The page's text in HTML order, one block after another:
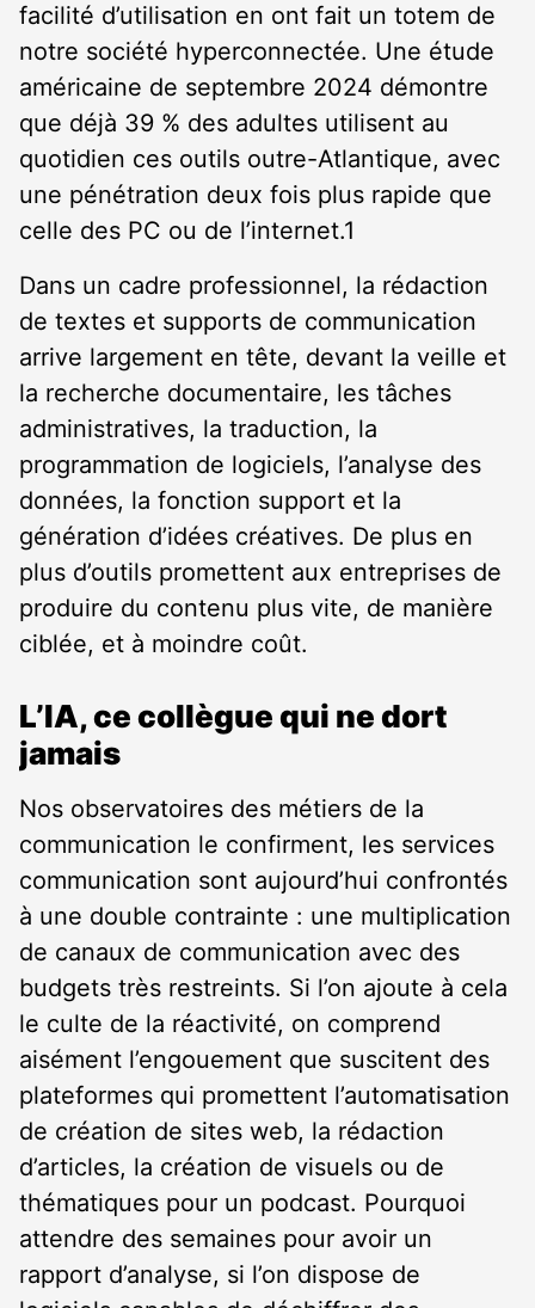
facilité d’utilisation en ont fait un totem de
notre société hyperconnectée. Une étude
américaine de septembre 2024 démontre
que déjà 39 % des adultes utilisent au
quotidien ces outils outre-Atlantique, avec
une pénétration deux fois plus rapide que
celle des PC ou de l’internet.1
Dans un cadre professionnel, la rédaction
de textes et supports de communication
arrive largement en tête, devant la veille et
la recherche documentaire, les tâches
administratives, la traduction, la
programmation de logiciels, l’analyse des
données, la fonction support et la
génération d’idées créatives. De plus en
plus d’outils promettent aux entreprises de
produire du contenu plus vite, de manière
ciblée, et à moindre coût.
L’IA, ce collègue qui ne dort
jamais
Nos observatoires des métiers de la
communication le confirment, les services
communication sont aujourd’hui confrontés
à une double contrainte : une multiplication
de canaux de communication avec des
budgets très restreints. Si l’on ajoute à cela
le culte de la réactivité, on comprend
aisément l’engouement que suscitent des
plateformes qui promettent l’automatisation
de création de sites web, la rédaction
d’articles, la création de visuels ou de
thématiques pour un podcast. Pourquoi
attendre des semaines pour avoir un
rapport d’analyse, si l’on dispose de